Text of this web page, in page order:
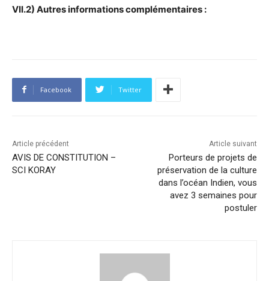
VII.2) Autres informations complémentaires :
Facebook Twitter
Article précédent
AVIS DE CONSTITUTION –
SCI KORAY
Article suivant
Porteurs de projets de
préservation de la culture
dans l’océan Indien, vous
avez 3 semaines pour
postuler